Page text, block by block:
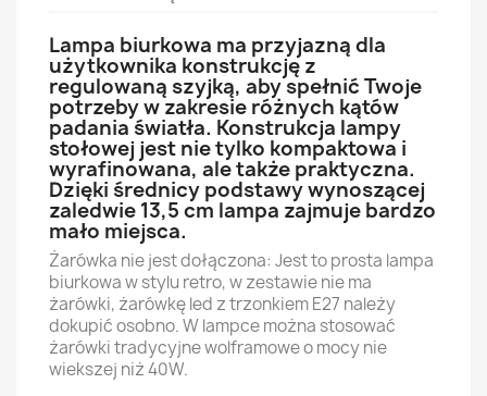
Lampa biurkowa ma przyjazną dla
użytkownika konstrukcję z
regulowaną szyjką, aby spełnić Twoje
potrzeby w zakresie różnych kątów
padania światła. Konstrukcja lampy
stołowej jest nie tylko kompaktowa i
wyrafinowana, ale także praktyczna.
Dzięki średnicy podstawy wynoszącej
zaledwie 13,5 cm lampa zajmuje bardzo
mało miejsca.
Żarówka nie jest dołączona: Jest to prosta lampa
biurkowa w stylu retro, w zestawie nie ma
żarówki, żarówkę led z trzonkiem E27 należy
dokupić osobno. W lampce można stosować
żarówki tradycyjne wolframowe o mocy nie
wiekszej niż 40W.